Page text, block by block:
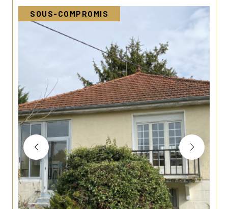
SOUS-COMPROMIS